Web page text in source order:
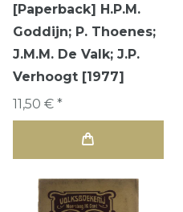
[Paperback] H.P.M.
Goddijn; P. Thoenes;
J.M.M. De Valk; J.P.
Verhoogt [1977]
11,50 € *